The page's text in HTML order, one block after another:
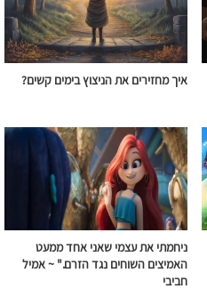
איך מחזירים את הניצוץ בימים קשים?
ניחמתי את עצמי שאני אחד ממעט
האמיצים השוחים נגדהזרם." ~ אמיל
חביבי